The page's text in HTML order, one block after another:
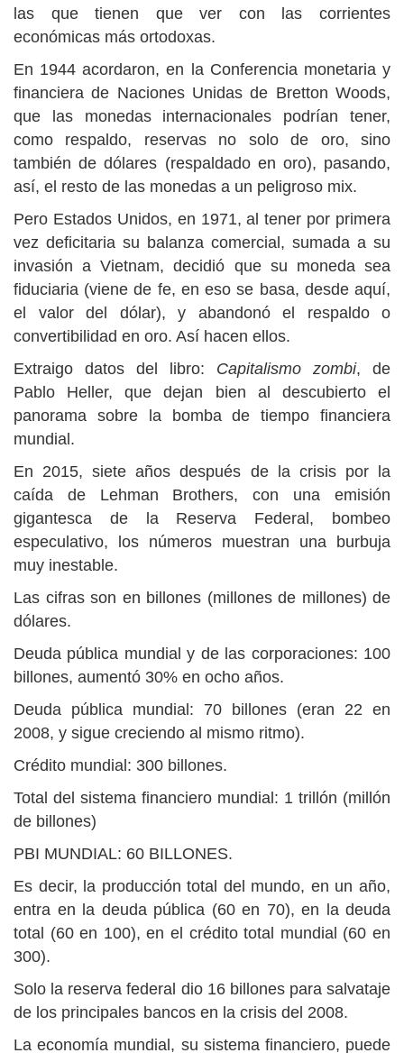
las que tienen que ver con las corrientes
económicas más ortodoxas.
En 1944 acordaron, en la Conferencia monetaria y
financiera de Naciones Unidas de Bretton Woods,
que las monedas internacionales podrían tener,
como respaldo, reservas no solo de oro, sino
también de dólares (respaldado en oro), pasando,
así, el resto de las monedas a un peligroso mix.
Pero Estados Unidos, en 1971, al tener por primera
vez deficitaria su balanza comercial, sumada a su
invasión a Vietnam, decidió que su moneda sea
fiduciaria (viene de fe, en eso se basa, desde aquí,
el valor del dólar), y abandonó el respaldo o
convertibilidad en oro. Así hacen ellos.
Extraigo datos del libro: Capitalismo zombi, de
Pablo Heller, que dejan bien al descubierto el
panorama sobre la bomba de tiempo financiera
mundial.
En 2015, siete años después de la crisis por la
caída de Lehman Brothers, con una emisión
gigantesca de la Reserva Federal, bombeo
especulativo, los números muestran una burbuja
muy inestable.
Las cifras son en billones (millones de millones) de
dólares.
Deuda pública mundial y de las corporaciones: 100
billones, aumentó 30% en ocho años.
Deuda pública mundial: 70 billones (eran 22 en
2008, y sigue creciendo al mismo ritmo).
Crédito mundial: 300 billones.
Total del sistema financiero mundial: 1 trillón (millón
de billones)
PBI MUNDIAL: 60 BILLONES.
Es decir, la producción total del mundo, en un año,
entra en la deuda pública (60 en 70), en la deuda
total (60 en 100), en el crédito total mundial (60 en
300).
Solo la reserva federal dio 16 billones para salvataje
de los principales bancos en la crisis del 2008.
La economía mundial, su sistema financiero, puede